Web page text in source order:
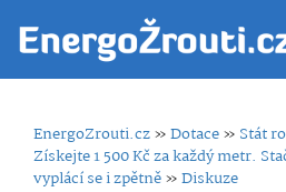
EnergoZrouti.cz»Dotace» Stát
Získejte 1 500 Kč za každý metr.
vyplácí se i zpětně»Diskuze